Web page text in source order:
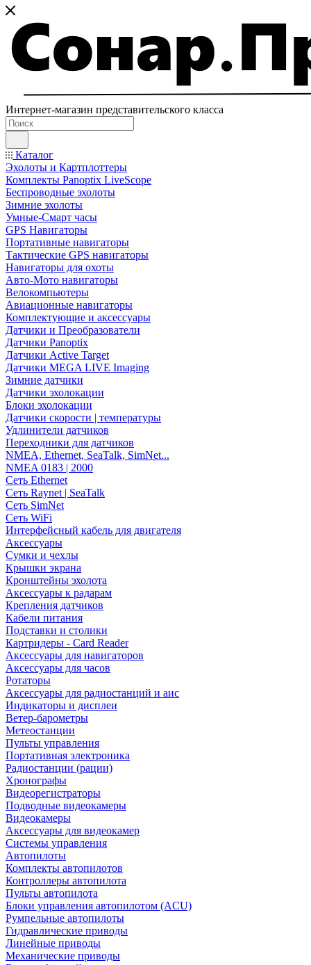
Интернет-магазин представительского класса
Каталог
Эхолоты и Картплоттеры
Комплекты Panoptix LiveScope
Беспроводные эхолоты
Зимние эхолоты
Умные-Смарт часы
GPS Навигаторы
Портативные навигаторы
Тактические GPS навигаторы
Навигаторы для охоты
Авто-Мото навигаторы
Велокомпьютеры
Авиационные навигаторы
Комплектующие и аксессуары
Датчики и Преобразователи
Датчики Panoptix
Датчики Active Target
Датчики MEGA LIVE Imaging
Зимние датчики
Датчики эхолокации
Блоки эхолокации
Датчики скорости | температуры
Удлинители датчиков
Переходники для датчиков
NMEA, Ethernet, SeaTalk, SimNet...
NMEA 0183 | 2000
Сеть Ethernet
Сеть Raynet | SeaTalk
Сеть SimNet
Сеть WiFi
Интерфейсный кабель для двигателя
Аксессуары
Сумки и чехлы
Крышки экрана
Кронштейны эхолота
Аксессуары к радарам
Крепления датчиков
Кабели питания
Подставки и столики
Картридеры - Card Reader
Аксессуары для навигаторов
Аксессуары для часов
Ротаторы
Аксессуары для радиостанций и аис
Индикаторы и дисплеи
Ветер-барометры
Метеостанции
Пульты управления
Портативная электроника
Радиостанции (рации)
Хронографы
Видеорегистраторы
Подводные видеокамеры
Видеокамеры
Аксессуары для видеокамер
Системы управления
Автопилоты
Комплекты автопилотов
Контроллеры автопилота
Пульты автопилота
Блоки управления автопилотом (ACU)
Румпельные автопилоты
Гидравлические приводы
Линейные приводы
Механические приводы